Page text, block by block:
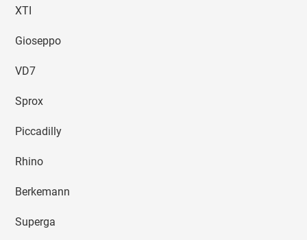
XTI
Gioseppo
VD7
Sprox
Piccadilly
Rhino
Berkemann
Superga